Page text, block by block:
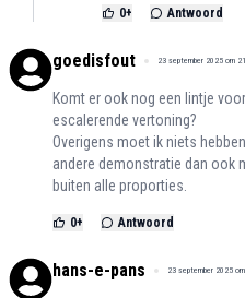
0+ Antwoord
goedisfout 23 september 2025 om
Komt er ook nog een lintje
escalerende vertoning?
Overigens moet ik niets
andere demonstratie dan ook
buiten alle proporties.
0+ Antwoord
hans-e-pans 23 september 2025